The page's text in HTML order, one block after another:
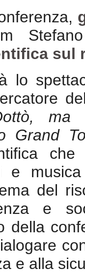
sul
lo
ma
Grand
che
e
del
e
della
e alla